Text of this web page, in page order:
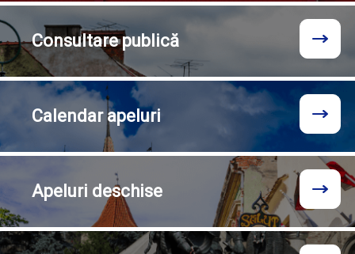
Consultarepublică
Calendar apeluri
Apeluri deschise